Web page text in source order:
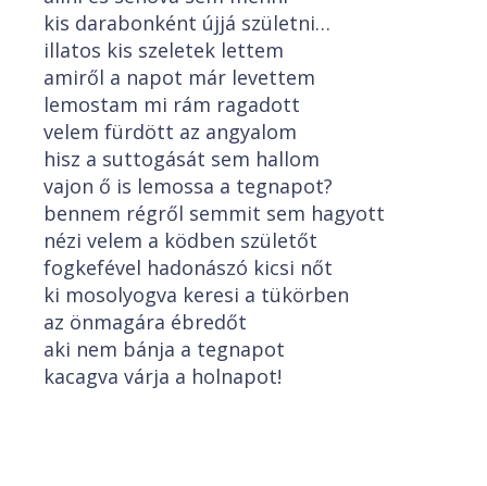
kis darabonként újjá születni…
illatos kis szeletek lettem
amiről a napot már levettem
lemostam mi rám ragadott
velem fürdött az angyalom
hisz a suttogását sem hallom
vajon ő is lemossa a tegnapot?
bennem régről semmit sem hagyott
nézi velem a ködben születőt
fogkefével hadonászó kicsi nőt
ki mosolyogva keresi a tükörben
az önmagára ébredőt
aki nem bánja a tegnapot
kacagva várja a holnapot!